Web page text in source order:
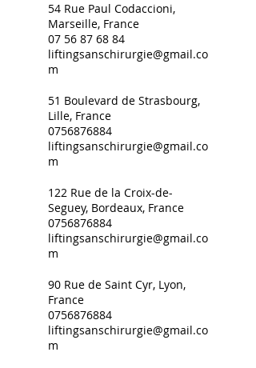
54 Rue Paul Codaccioni,
Marseille, France
07 56 87 68 84
liftingsanschirurgie@gmail.co
m
51 Boulevard de Strasbourg,
Lille, France
0756876884
liftingsanschirurgie@gmail.co
m
122 Rue de la Croix-de-
Seguey, Bordeaux, France
0756876884
liftingsanschirurgie@gmail.co
m
90 Rue de Saint Cyr, Lyon,
France
0756876884
liftingsanschirurgie@gmail.co
m